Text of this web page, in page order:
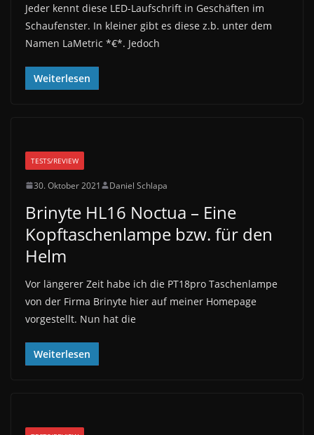
Jeder kennt diese LED-Laufschrift in Geschäften im
Schaufenster. In kleiner gibt es diese z.b. unter dem
Namen LaMetric *€*. Jedoch
Weiterlesen
TESTS/REVIEW
30. Oktober 2021 Daniel Schlapa
Brinyte HL16 Noctua – Eine
Kopftaschenlampe bzw. für den
Helm
Vor längerer Zeit habe ich die PT18pro Taschenlampe
von der Firma Brinyte hier auf meiner Homepage
vorgestellt. Nun hat die
Weiterlesen